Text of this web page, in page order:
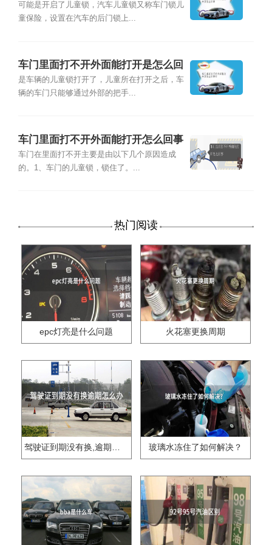
事
可能是开启了儿童锁，汽车儿童锁又称车门锁儿
童保险，设置在汽车的后门锁上...
车门里面打不开外面能打开是怎么回
事的
是车辆的儿童锁打开了，儿童所在打开之后，车
辆的车门只能够通过外部的把手...
车门里面打不开外面能打开怎么回事
车门在里面打不开主要是由以下几个原因造成
的。1、车门的儿童锁，锁住了。...
热门阅读
epc灯亮是什么问题 火花塞更换周期
驾驶证到期没有换,逾期怎么办?? 玻璃水冻住了如何解决？